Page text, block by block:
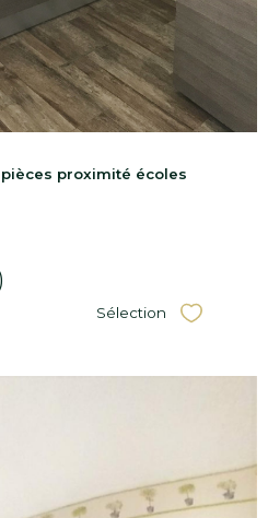
proximité écoles
Sélection Sélectionner